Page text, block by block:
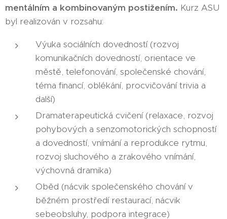
mentálním a kombinovaným postižením. Kurz ASU
byl realizován v rozsahu:
Výuka sociálních dovedností (rozvoj
komunikačních dovedností, orientace ve
městě, telefonování, společenské chování,
téma financí, oblékání, procvičování trivia a
další)
Dramaterapeutická cvičení (relaxace, rozvoj
pohybových a senzomotorických schopností
a dovedností, vnímání a reprodukce rytmu,
rozvoj sluchového a zrakového vnímání,
výchovná dramika)
Oběd (nácvik společenského chování v
běžném prostředí restaurací, nácvik
sebeobsluhy, podpora integrace)